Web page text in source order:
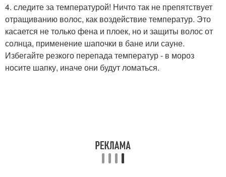
4. следите за температурой! Ничто так не препятствует
отращиванию волос, как воздействие температур. Это
касается не только фена и плоек, но и защиты волос от
солнца, применение шапочки в бане или сауне.
Избегайте резкого перепада температур - в мороз
носите шапку, иначе они будут ломаться.